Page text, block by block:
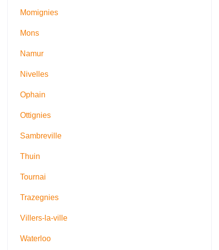
Momignies
Mons
Namur
Nivelles
Ophain
Ottignies
Sambreville
Thuin
Tournai
Trazegnies
Villers-la-ville
Waterloo